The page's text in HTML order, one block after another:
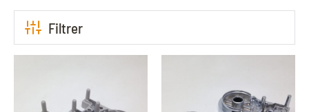
Filtrer